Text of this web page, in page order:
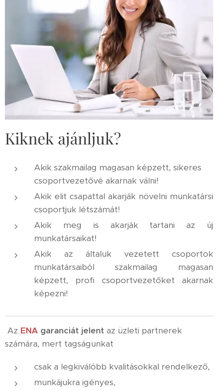
Kiknek ajánljuk?
Akik szakmailag magasan képzett, sikeres
csoportvezetővé akarnak válni!
Akik elit csapattal akarják növelni munkatársi
csoportjuk létszámát!
Akik meg is akarják tartani az új
munkatársaikat!
Akik az általuk vezetett csoportok
munkatársaiból szakmailag magasan
képzett, profi csoportvezetőket akarnak
képezni!
Az ENA garanciát jelent az üzleti partnerek
számára, mert tagságunkat
csak a legkiválóbb kvalitásokkal rendelkező,
munkájukra igényes,